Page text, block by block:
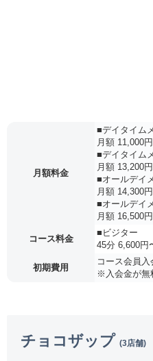
月額料金
■デイタイム
月額 11,000円
■デイタイム
月額 13,200円
■オールデイ
月額 14,300円
■オールデイ
月額 16,500円
コース料金
■ビジター
45分 6,600円
初期費用
コース会員入
※入会金が無
チョコザップ (3店舗)